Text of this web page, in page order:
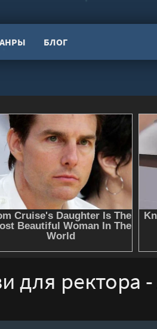
БЛОГ
для ректора